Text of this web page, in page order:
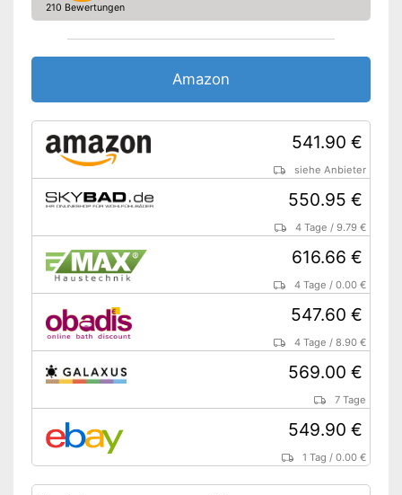
210 Bewertungen
Amazon
541.90 €
siehe Anbieter
550.95 €
4 Tage /9.79 €
616.66 €
4 Tage /0.00 €
547.60 €
4 Tage /8.90 €
569.00 €
7 Tage
549.90 €
1 Tag /0.00 €